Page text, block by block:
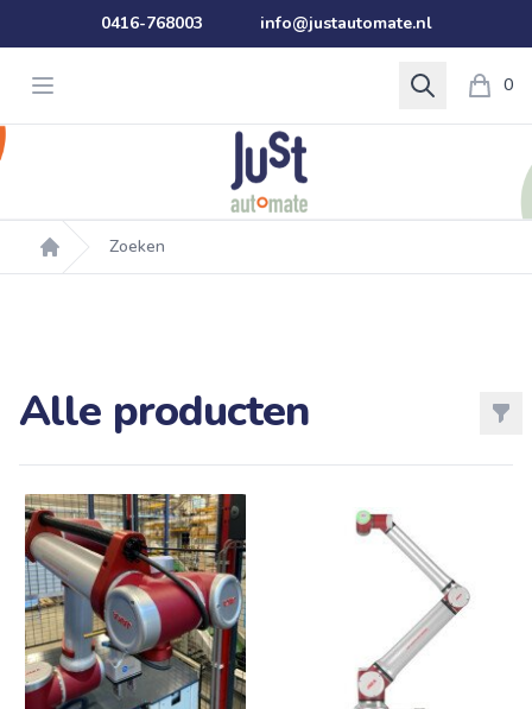
0416-768003 info@justautomate.nl
Open menu Search 0
Home
Zoeken
Alle producten
Products